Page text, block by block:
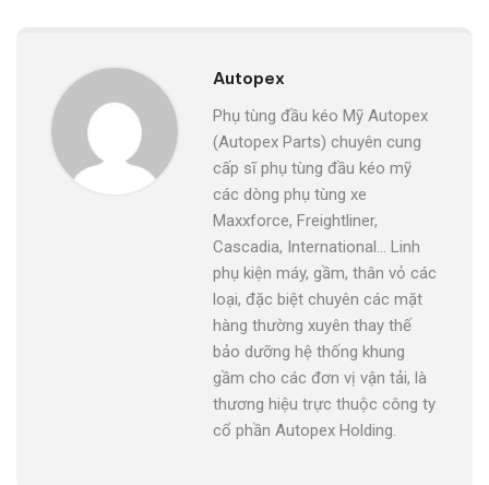
Autopex
Phụ tùng đầu kéo Mỹ Autopex
(Autopex Parts) chuyên cung
cấp sĩ phụ tùng đầu kéo mỹ
các dòng phụ tùng xe
Maxxforce, Freightliner,
Cascadia, International... Linh
phụ kiện máy, gầm, thân vỏ các
loại, đặc biệt chuyên các mặt
hàng thường xuyên thay thế
bảo dưỡng hệ thống khung
gầm cho các đơn vị vận tải, là
thương hiệu trực thuộc công ty
cổ phần Autopex Holding.